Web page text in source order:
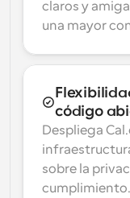
claros y
una mayor
código
Despliega
sobre la
cumplimiento.